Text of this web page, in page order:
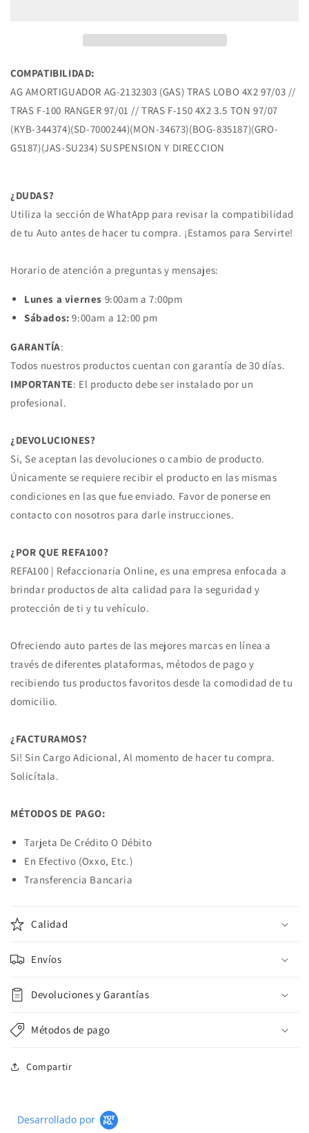
100
RANGER
97/01
TRAS
F-
4X2
97/07
FORD
TRAS
RANGER
97/01
TRAS
F-
4X2
FORD
COMPATIBILIDAD:
AG AMORTIGUADOR AG-2132303 (GAS) TRAS LOBO 4X2 97/03 //
TRAS F-100 RANGER 97/01 // TRAS F-150 4X2 3.5 TON 97/07
(KYB-344374)(SD-7000244)(MON-34673)(BOG-835187)(GRO-
G5187)(JAS-SU234) SUSPENSION Y DIRECCION
¿DUDAS?
Utiliza la sección de WhatApp para revisar la compatibilidad
de tu Auto antes de hacer tu compra. ¡Estamos para Servirte!
Horario de atención a preguntas y mensajes:
Lunes a viernes 9:00am a 7:00pm
Sábados: 9:00am a 12:00 pm
GARANTÍA:
Todos nuestros productos cuentan con garantía de 30 días.
IMPORTANTE: El producto debe ser instalado por un
profesional.
¿DEVOLUCIONES?
Si, Se aceptan las devoluciones o cambio de producto.
Únicamente se requiere recibir el producto en las mismas
condiciones en las que fue enviado. Favor de ponerse en
contacto con nosotros para darle instrucciones.
¿POR QUE REFA100?
REFA100 | Refaccionaria Online, es una empresa enfocada a
brindar productos de alta calidad para la seguridad y
protección de ti y tu vehículo.
Ofreciendo auto partes de las mejores marcas en línea a
través de diferentes plataformas, métodos de pago y
recibiendo tus productos favoritos desde la comodidad de tu
domicilio.
¿FACTURAMOS?
Si! Sin Cargo Adicional, Al momento de hacer tu compra.
Solicítala.
MÉTODOS DE PAGO:
Tarjeta De Crédito O Débito
En Efectivo (Oxxo, Etc.)
Transferencia Bancaria
Calidad
Envíos
Devoluciones y Garantías
Métodos de pago
Compartir
Desarrollado por